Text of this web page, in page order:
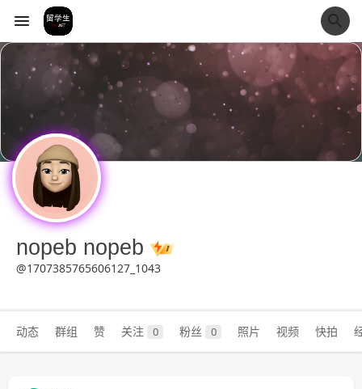
经验市
nopeb nopeb
@1707385765606127_1043
动态 群组 赞 关注 0 粉丝 0 照片 视频 快拍